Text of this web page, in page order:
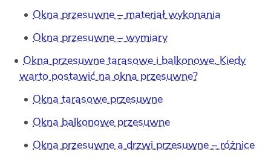
Okna przesuwne – materiał wykonania
Okna przesuwne – wymiary
Okna przesuwne tarasowe i balkonowe. Kiedy
warto postawić na okna przesuwne?
Okna tarasowe przesuwne
Okna balkonowe przesuwne
Okna przesuwne a drzwi przesuwne – różnice